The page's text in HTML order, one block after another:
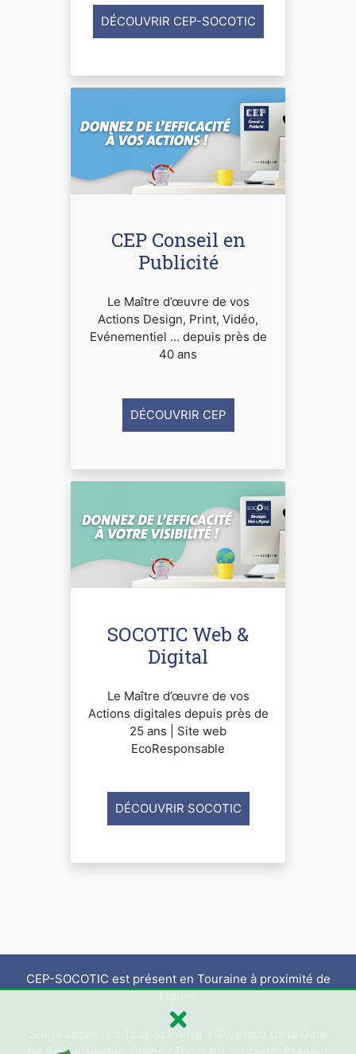
DÉCOUVRIR CEP-SOCOTIC
CEP Conseil en
Publicité
Le Maître d’œuvre de vos
Actions Design, Print, Vidéo,
Evénementiel ... depuis près de
40 ans
DÉCOUVRIR CEP
SOCOTIC Web &
Digital
Le Maître d’œuvre de vos
Actions digitales depuis près de
25 ans | Site web
EcoResponsable
DÉCOUVRIR SOCOTIC
CEP-SOCOTIC est présent en Touraine à proximité de